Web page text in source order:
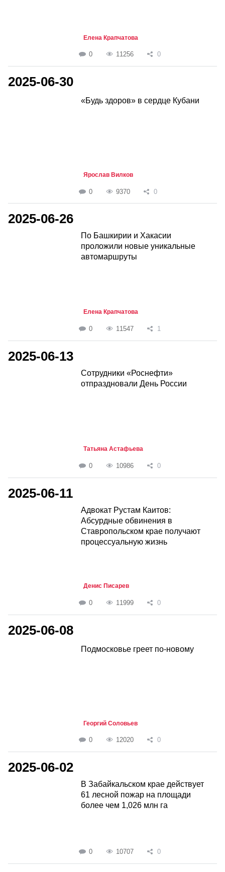
Елена Крапчатова
0 11256 0
2025-06-30
«Будь здоров» в сердце Кубани
Ярослав Вилков
0 9370 0
2025-06-26
По Башкирии и Хакасии
проложили новые уникальные
автомаршруты
Елена Крапчатова
0 11547 1
2025-06-13
Сотрудники «Роснефти»
отпраздновали День России
Татьяна Астафьева
0 10986 0
2025-06-11
Адвокат Рустам Каитов:
Абсурдные обвинения в
Ставропольском крае получают
процессуальную жизнь
Денис Писарев
0 11999 0
2025-06-08
Подмосковье греет по-новому
Георгий Соловьев
0 12020 0
2025-06-02
В Забайкальском крае действует
61 лесной пожар на площади
более чем 1,026 млн га
0 10707 0